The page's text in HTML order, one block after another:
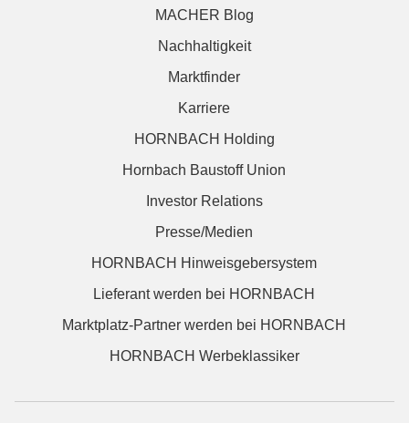
MACHER Blog
Nachhaltigkeit
Marktfinder
Karriere
HORNBACH Holding
Hornbach Baustoff Union
Investor Relations
Presse/Medien
HORNBACH Hinweisgebersystem
Lieferant werden bei HORNBACH
Marktplatz-Partner werden bei HORNBACH
HORNBACH Werbeklassiker